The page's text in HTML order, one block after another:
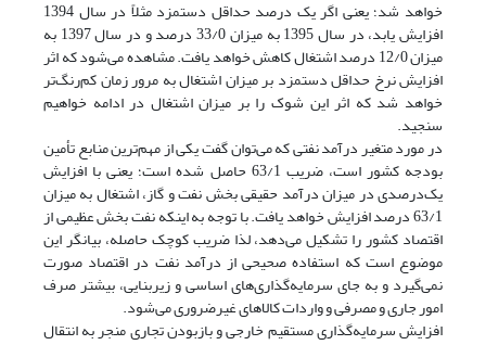
خواهد شد؛ یعنی اگر یک درصد حداقل دستمزد مثلاً در سال 1394
افزایش یابد، در سال 1395 به میزان 33/0 درصد و در سال 1397 به
میزان 12/0 درصد اشتغال کاهش خواهد یافت. مشاهده می‌شود که اثر
افزایش نرخ حداقل دستمزد بر میزان اشتغال به مرور زمان کم‌رنگ‌تر
خواهد شد که اثر این شوک را بر میزان اشتغال در ادامه خواهیم
سنجید.
در مورد متغیر درآمد نفتی که می‌توان گفت یکی از مهم‌ترین منابع تأمین
بودجه کشور است، ضریب 63/1 حاصل شده است؛ یعنی با افزایش
یک‌درصدی در میزان درآمد حقیقی بخش نفت و گاز، اشتغال به میزان
63/1 درصد افزایش خواهد یافت. با توجه به اینکه نفت بخش عظیمی از
اقتصاد کشور را تشکیل می‌دهد، لذا ضریب کوچک حاصله، بیانگر این
موضوع است که استفاده صحیحی از درآمد نفت در اقتصاد صورت
نمی‌گیرد و به جای سرمایه‌گذاری‌های اساسی و زیربنایی، بیشتر صرف
امور جاری و مصرفی و واردات کالاهای غیرضروری می‌شود.
افزایش سرمایه‌گذاری مستقیم خارجی و بازبودن تجاری منجر به انتقال